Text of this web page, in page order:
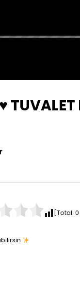
TUVALET
[Total: 0